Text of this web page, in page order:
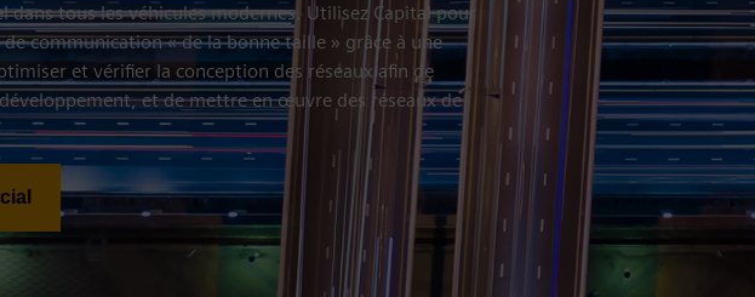
dans tous les véhicules modernes. Utilisez Capital pour
communication « de la bonne taille » grâce à une
et vérifier la conception des réseaux afin de
et de mettre en œuvre des réseaux de